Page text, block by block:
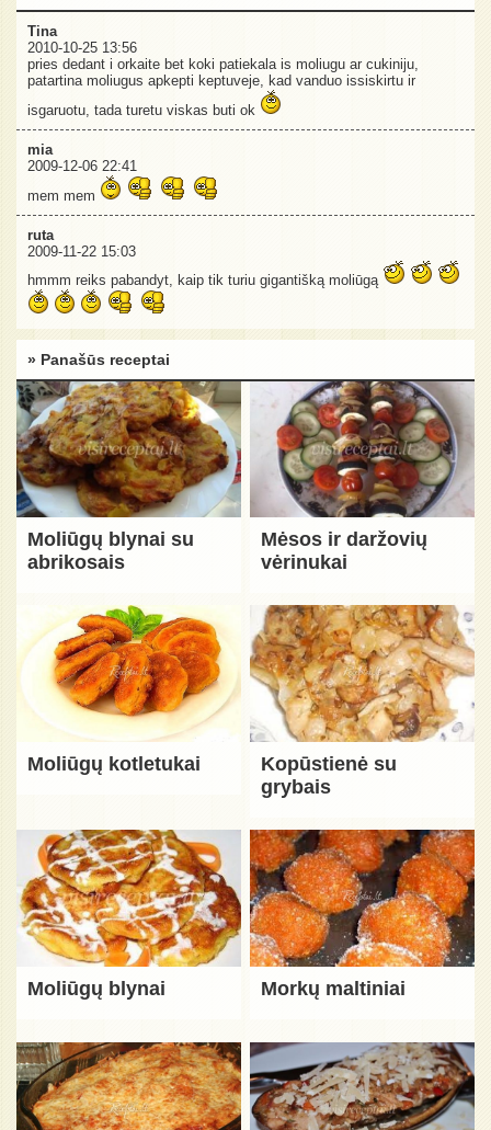
Tina
2010-10-25 13:56
pries dedant i orkaite bet koki patiekala is moliugu ar cukiniju,
patartina moliugus apkepti keptuveje, kad vanduo issiskirtu ir
isgaruotu, tada turetu viskas buti ok
mia
2009-12-06 22:41
mem mem
ruta
2009-11-22 15:03
hmmm reiks pabandyt, kaip tik turiu gigantišką moliūgą
» Panašūs receptai
Moliūgų blynai su
abrikosais
Mėsos ir daržovių
vėrinukai
Moliūgų kotletukai
Kopūstienė su
grybais
Moliūgų blynai Morkų maltiniai